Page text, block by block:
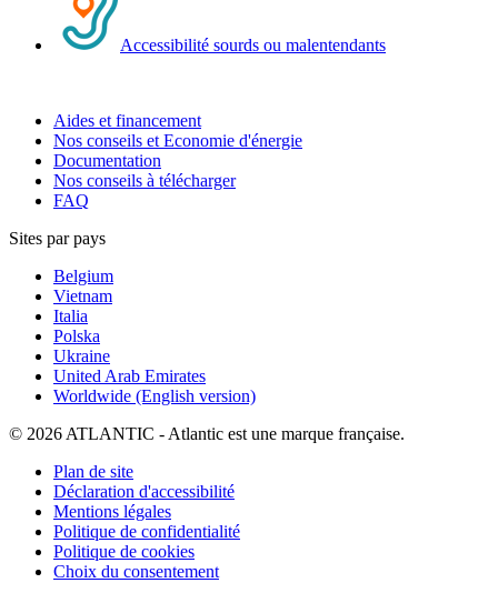
Accessibilité sourds ou malentendants
Aides et financement
Nos conseils et Economie d'énergie
Documentation
Nos conseils à télécharger
FAQ
Sites par pays
Belgium
Vietnam
Italia
Polska
Ukraine
United Arab Emirates
Worldwide (English version)
© 2026 ATLANTIC - Atlantic est une marque française.
Plan de site
Déclaration d'accessibilité
Mentions légales
Politique de confidentialité
Politique de cookies
Choix du consentement